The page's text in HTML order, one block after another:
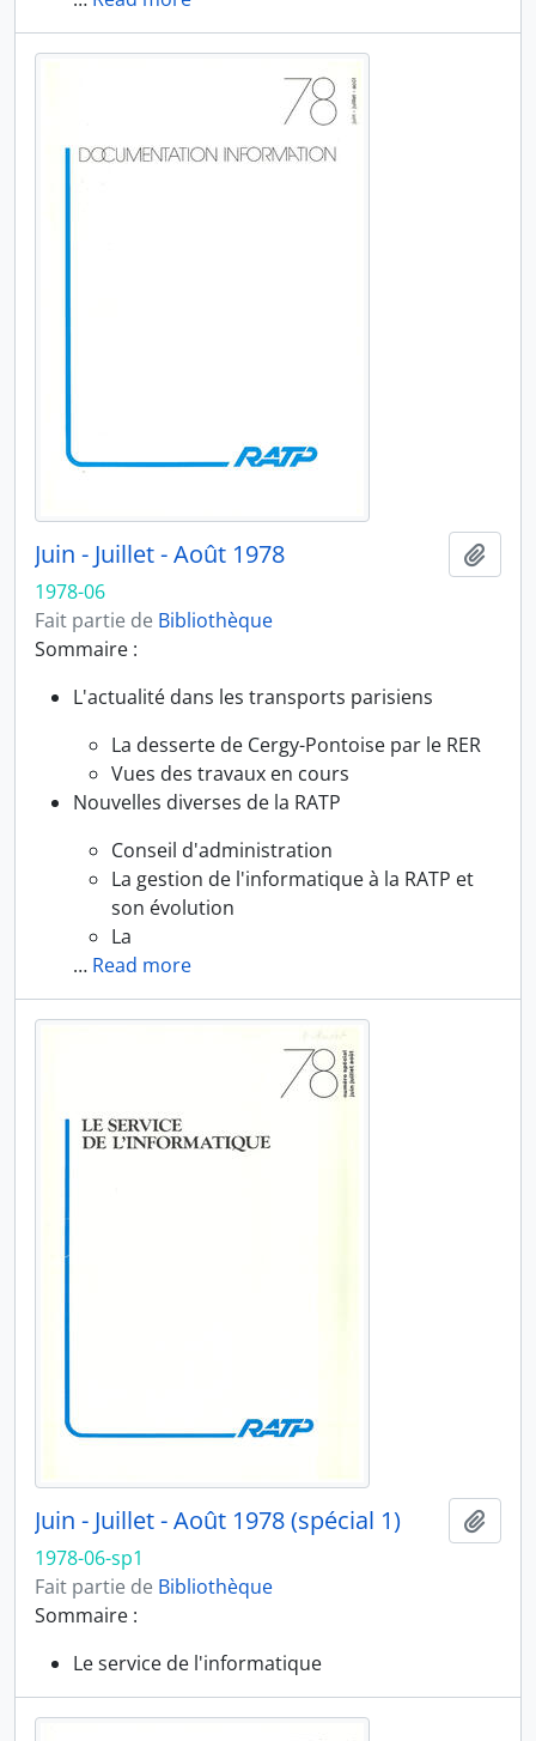
Juin - Juillet - Août 1978
1978-06
Fait partie de Bibliothèque
Sommaire :
L'actualité dans les transports parisiens
La desserte de Cergy-Pontoise par le RER
Vues des travaux en cours
Nouvelles diverses de la RATP
Conseil d'administration
La gestion de l'informatique à la RATP et
son évolution
La
… Read more
Juin - Juillet - Août 1978 (spécial 1)
1978-06-sp1
Fait partie de Bibliothèque
Sommaire :
Le service de l'informatique